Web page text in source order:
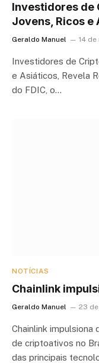
Investidores de
Jovens, Ricos e
Geraldo Manuel 14
Investidores de
e Asiáticos, Revela
do FDIC, o…
NOTÍCIAS
Chainlink
Geraldo Manuel 23
Chainlink impulsiona
de criptoativos no
das principais